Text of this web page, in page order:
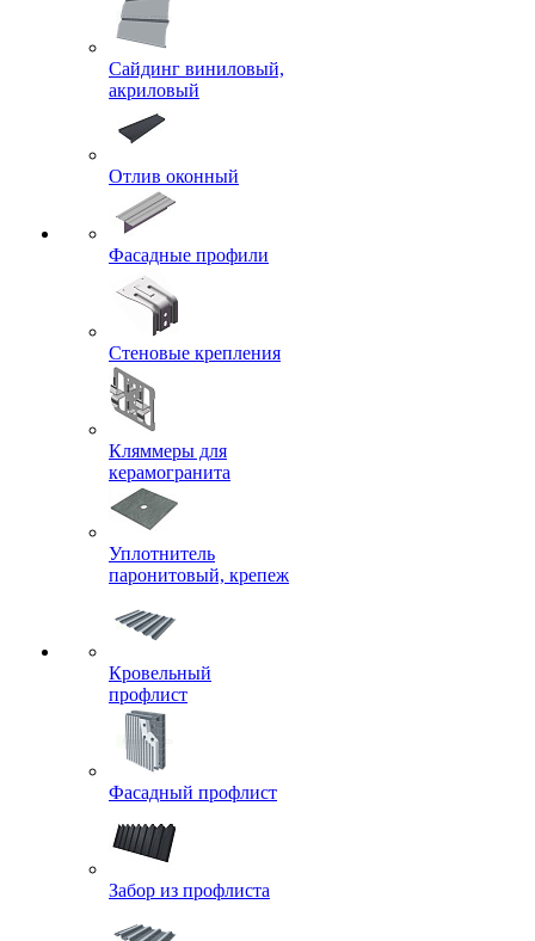
Сайдинг виниловый,
акриловый
Отлив оконный
Фасадные профили
Стеновые крепления
Кляммеры для
керамогранита
Уплотнитель
паронитовый, крепеж
Кровельный
профлист
Фасадный профлист
Забор из профлиста